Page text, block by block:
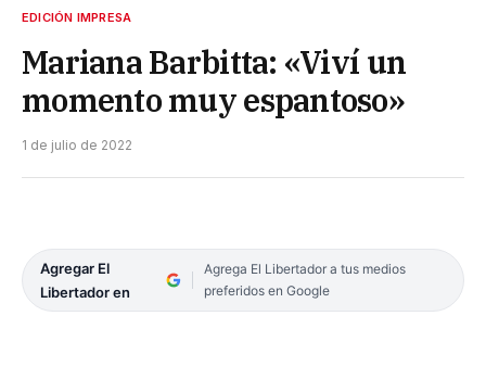
EDICIÓN IMPRESA
Mariana Barbitta: «Viví un
momento muy espantoso»
1 de julio de 2022
Agregar El
Libertador en
Agrega El Libertador a tus medios
preferidos en Google